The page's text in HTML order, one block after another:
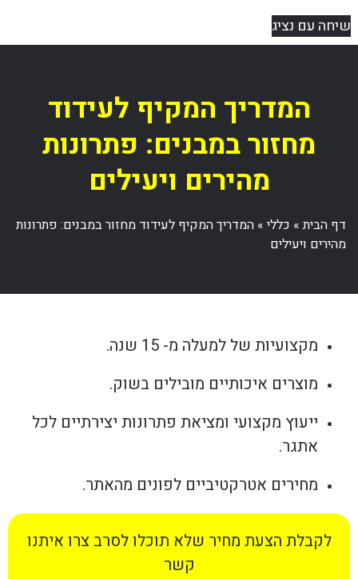
שיחה עם נציג
המדריך המקיף לעידוד
מחזור במבנים: פתרונות
מהירים ויעילים
דף הבית» כללי» המדריך המקיף לעידוד מחזור במבנים: פתרונות
מהירים ויעילים
מקצועיות של למעלה מ- 15 שנה.
מוצרים איכותיים מובילים בשוק.
ייעוץ מקצועי ומציאת פתרונות יצירתיים לכל
אתגר.
מחירים אטרקטיביים לפונים מהאתר.
לקבלת הצעת מחיר שלא תוכלו לסרב צרו איתנו
קשר